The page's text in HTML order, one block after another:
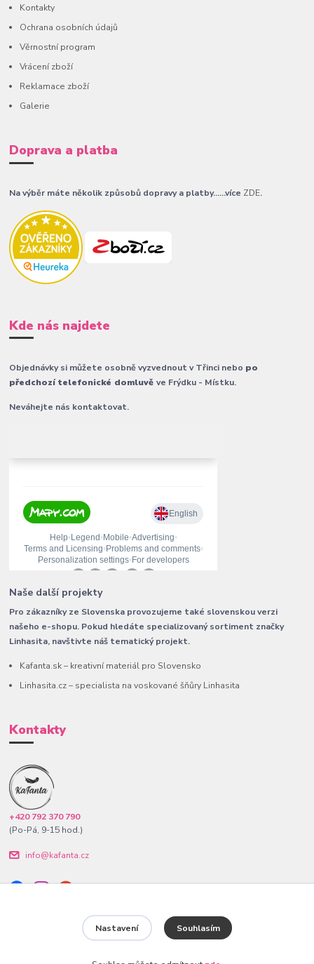
Kontakty
Ochrana osobních údajů
Věrnostní program
Vrácení zboží
Reklamace zboží
Galerie
Doprava a platba
Na výběr máte několik způsobů dopravy a platby......více ZDE.
Kde nás najdete
Objednávky si můžete osobně vyzvednout v Třinci nebo po
předchozí telefonické domluvěve Frýdku - Místku.
Neváhejte nás kontaktovat.
Naše další projekty
Pro zákazníky ze Slovenska provozujeme také slovenskou verzi
našeho e-shopu. Pokud hledáte specializovaný sortiment značky
Linhasita, navštivte náš tematický projekt.
Kafanta.sk – kreativní materiál pro Slovensko
Linhasita.cz – specialista na voskované šňůry Linhasita
Kontakty
+420 792 370 790
(Po-Pá, 9-15 hod.)
info@kafanta.cz
Nastavení Souhlasím